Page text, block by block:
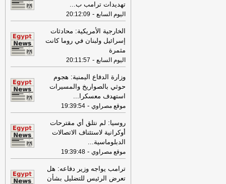
تهديدات ترامب ب...
اليوم السابع -
20:12:09
الخارجية الأمريكية: محادثات
إسرائيل ولبنان في روما كانت
مثمرة
اليوم السابع -
20:11:57
وزارة الدفاع اليمنية: هجوم
حوثي بالصواريخ والمسيرات
استهدف معسكرا...
موقع مصراوي -
19:39:54
روسيا: لم نتلق أي مقترحات
أوكرانية لاستئناف الاتصالات
الدبلوماسية...
موقع مصراوي -
19:39:48
ترامب يواجه وزير دفاعه: هل
تعرض الرئيس للتضليل بشأن